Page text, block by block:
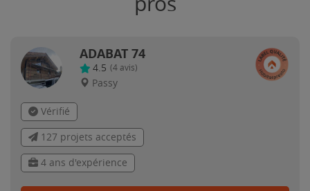
ADABAT 74
4.5 (4 avis)
Passy
Vérifié
127 projets acceptés
4 ans d'expérience